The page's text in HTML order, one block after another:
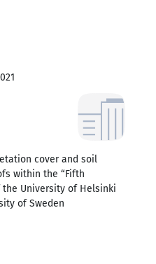
cover and soil
within the “Fifth
University of Helsinki
of Sweden